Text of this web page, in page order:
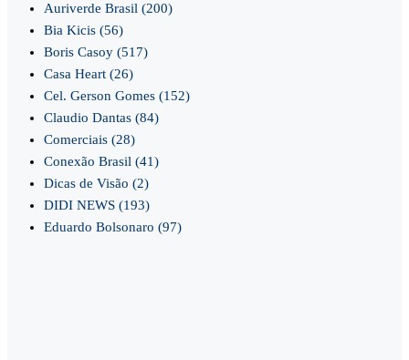
Auriverde Brasil (200)
Bia Kicis (56)
Boris Casoy (517)
Casa Heart (26)
Cel. Gerson Gomes (152)
Claudio Dantas (84)
Comerciais (28)
Conexão Brasil (41)
Dicas de Visão (2)
DIDI NEWS (193)
Eduardo Bolsonaro (97)